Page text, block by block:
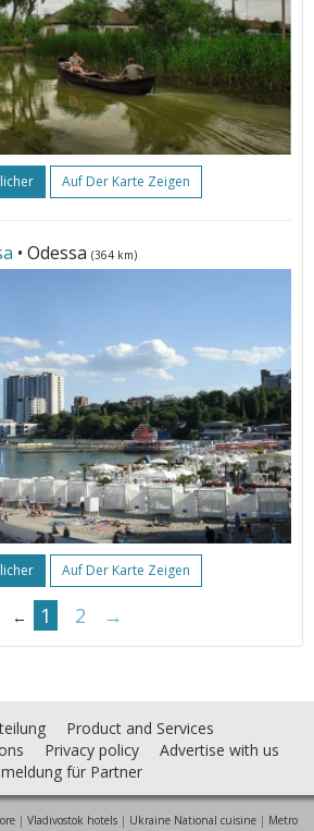
Auf Der Karte Zeigen
• Odessa (364 km)
Auf Der Karte Zeigen
← 1 2 →
Product and Services
Privacy policy
Advertise with us
für Partner
| Vladivostok hotels| Ukraine National cuisine| Metro